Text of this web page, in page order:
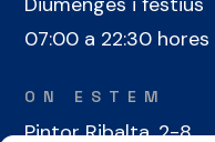
07:00 a 22:30 hores
ON ESTEM
Pintor Ribalta, 2-8